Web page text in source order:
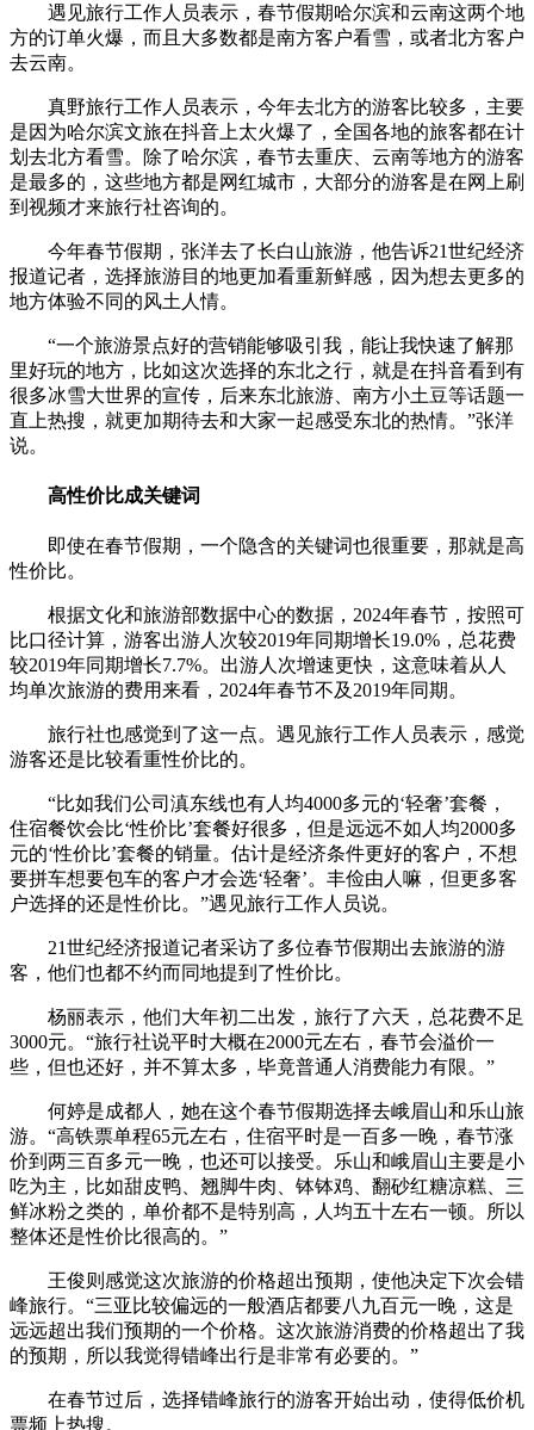
遇见旅行工作人员表示，春节假期哈尔滨和云南这两个地
方的订单火爆，而且大多数都是南方客户看雪，或者北方客户
去云南。
真野旅行工作人员表示，今年去北方的游客比较多，主要
是因为哈尔滨文旅在抖音上太火爆了，全国各地的旅客都在计
划去北方看雪。除了哈尔滨，春节去重庆、云南等地方的游客
是最多的，这些地方都是网红城市，大部分的游客是在网上刷
到视频才来旅行社咨询的。
今年春节假期，张洋去了长白山旅游，他告诉21世纪经济
报道记者，选择旅游目的地更加看重新鲜感，因为想去更多的
地方体验不同的风土人情。
“一个旅游景点好的营销能够吸引我，能让我快速了解那
里好玩的地方，比如这次选择的东北之行，就是在抖音看到有
很多冰雪大世界的宣传，后来东北旅游、南方小土豆等话题一
直上热搜，就更加期待去和大家一起感受东北的热情。”张洋
说。
高性价比成关键词
即使在春节假期，一个隐含的关键词也很重要，那就是高
性价比。
根据文化和旅游部数据中心的数据，2024年春节，按照可
比口径计算，游客出游人次较2019年同期增长19.0%，总花费
较2019年同期增长7.7%。出游人次增速更快，这意味着从人
均单次旅游的费用来看，2024年春节不及2019年同期。
旅行社也感觉到了这一点。遇见旅行工作人员表示，感觉
游客还是比较看重性价比的。
“比如我们公司滇东线也有人均4000多元的‘轻奢’套餐，
住宿餐饮会比‘性价比’套餐好很多，但是远远不如人均2000多
元的‘性价比’套餐的销量。估计是经济条件更好的客户，不想
要拼车想要包车的客户才会选‘轻奢’。丰俭由人嘛，但更多客
户选择的还是性价比。”遇见旅行工作人员说。
21世纪经济报道记者采访了多位春节假期出去旅游的游
客，他们也都不约而同地提到了性价比。
杨丽表示，他们大年初二出发，旅行了六天，总花费不足
3000元。“旅行社说平时大概在2000元左右，春节会溢价一
些，但也还好，并不算太多，毕竟普通人消费能力有限。”
何婷是成都人，她在这个春节假期选择去峨眉山和乐山旅
游。“高铁票单程65元左右，住宿平时是一百多一晚，春节涨
价到两三百多元一晚，也还可以接受。乐山和峨眉山主要是小
吃为主，比如甜皮鸭、翘脚牛肉、钵钵鸡、翻砂红糖凉糕、三
鲜冰粉之类的，单价都不是特别高，人均五十左右一顿。所以
整体还是性价比很高的。”
王俊则感觉这次旅游的价格超出预期，使他决定下次会错
峰旅行。“三亚比较偏远的一般酒店都要八九百元一晚，这是
远远超出我们预期的一个价格。这次旅游消费的价格超出了我
的预期，所以我觉得错峰出行是非常有必要的。”
在春节过后，选择错峰旅行的游客开始出动，使得低价机
票频上热搜。